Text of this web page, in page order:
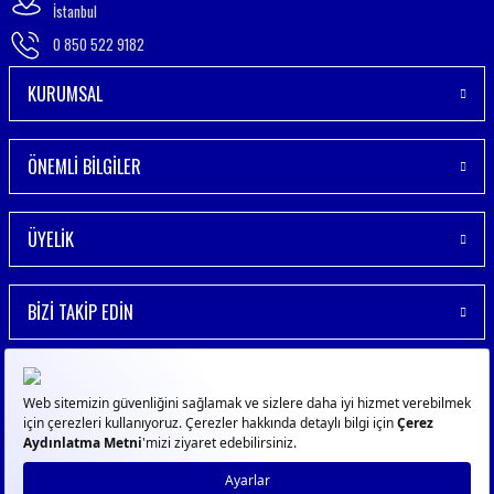
İstanbul
0 850 522 9182
KURUMSAL
ÖNEMLİ BİLGİLER
ÜYELİK
BİZİ TAKİP EDİN